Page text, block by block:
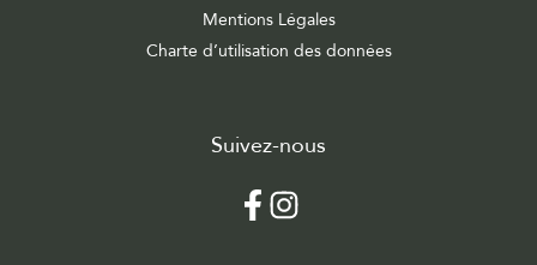
Mentions Légales
Charte d’utilisation des données
Suivez-nous